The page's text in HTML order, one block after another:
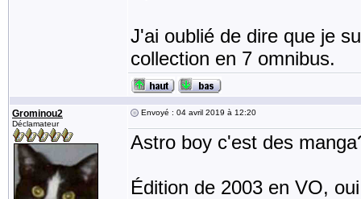
J'ai oublié de dire que je
collection en 7 omnibus.
Grominou2
Déclamateur
Envoyé : 04 avril 2019 à 12:20
Astro boy c'est des
Édition de 2003 en VO,